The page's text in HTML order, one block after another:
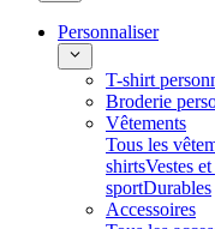
Personnaliser
T-shirt
Broderie
Vêtements
Tous les
shirtsVestes
sportDurables
Accessoires